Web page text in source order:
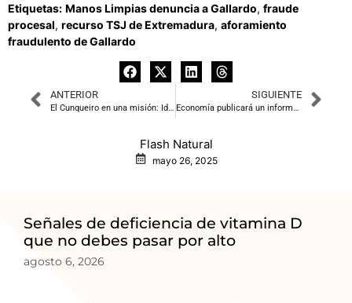
Etiquetas: Manos Limpias denuncia a Gallardo, fraude
procesal, recurso TSJ de Extremadura, aforamiento
fraudulento de Gallardo
ANTERIOR SIGUIENTE
Flash Natural
mayo 26, 2025
Señales de deficiencia de vitamina D
que no debes pasar por alto
agosto 6, 2026